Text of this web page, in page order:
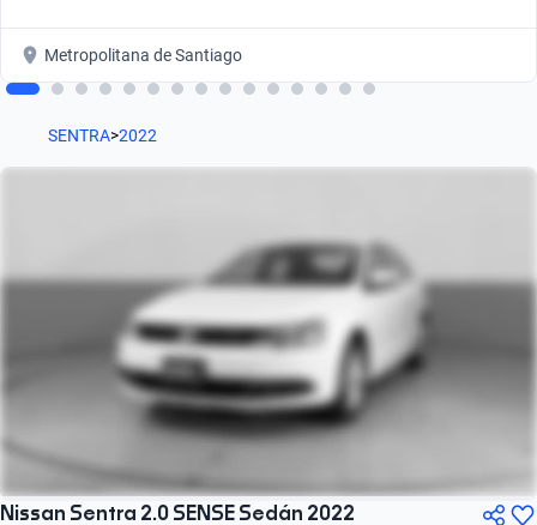
Metropolitana de Santiago
SENTRA>2022
Nissan Sentra 2.0 SENSE Sedán 2022